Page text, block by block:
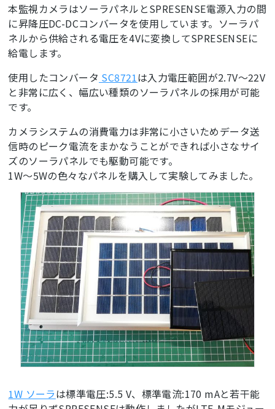
本監視カメラはソーラパネルとSPRESENSE電源入力の間
に昇降圧DC-DCコンバータを使用しています。ソーラパ
ネルから供給される電圧を4Vに変換してSPRESENSEに
給電します。
使用したコンバータ SC8721は入力電圧範囲が2.7V～22V
と非常に広く、幅広い種類のソーラパネルの採用が可能
です。
カメラシステムの消費電力は非常に小さいためデータ送
信時のピーク電流をまかなうことができれば小さなサイ
ズのソーラパネルでも駆動可能です。
1W～5Wの色々なパネルを購入して実験してみました。
1W ソーラは標準電圧:5.5 V、標準電流:170 mAと若干能